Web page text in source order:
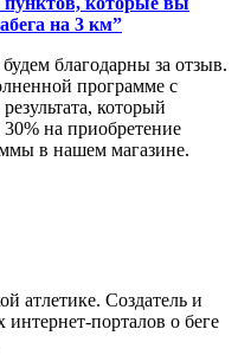
на 3 км”
благодарны за отзыв.
программе с
который
на приобретение
в нашем магазине.
атлетике. Создатель и
порталов о беге